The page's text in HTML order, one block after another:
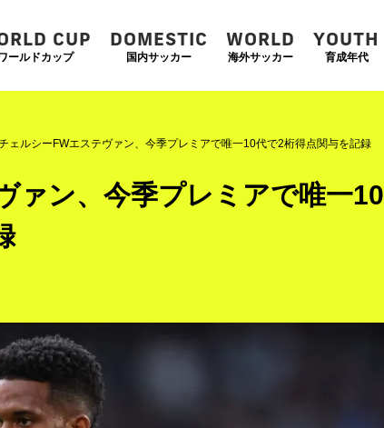
CUP
ールドカップ
DOMESTIC
国内サッカー
WORLD
海外サッカー
YOUTH
育成年代
ェルシーFWエステヴァン、今季プレミアで唯一10代で2桁得点関与を記録
ァン、今季プレミアで唯一10